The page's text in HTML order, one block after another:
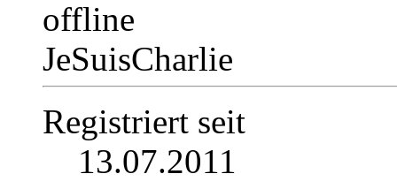
JeSuisCharlie
Registriert seit
13.07.2011